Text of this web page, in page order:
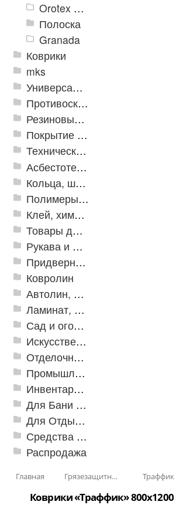
Orotex GIN
Полоска
Granada
Коврики
mks
Универсальные модульные покрытия
Противоскользящая защита для лестниц, профили, ленты
Резиновые и ПВХ дорожки
Покрытие из резиновой крошки
Техническая резина
Асбестотехнические и теплоизоляционные материалы
Кольца, шайбы, манжеты
Полимеры и пластики
Клей, химия, сопутствующие товары
Товары для дома
Рукава и шланги промышленные
Придверные решетки
Ковролин
Автолин, Транслин, Линолеум
Ламинат, Кварцвиниловая плитка SPC
Сад и огород
Искусственная трава
Отделочные профили
Промышленный текстиль
Инвентарь для клининга
Для Бани и Сауны
Для Отдыха и Пикника
Средства от насекомых и садовых вредителей
Распродажа
Главная Грязезащитные, влаговпитывающие покрытия Траффик
Коврики «Траффик»